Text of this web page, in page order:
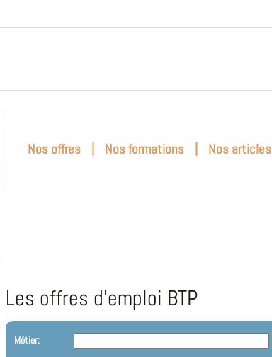
Nos offres | Nos formations | Nos articles
Les offres d'emploi BTP
Métier: